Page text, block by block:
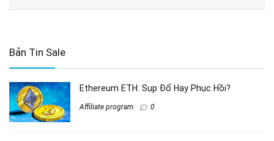
Bản Tin Sale
Ethereum ETH: Sụp Đổ Hay Phục Hồi?
Affiliate program 0